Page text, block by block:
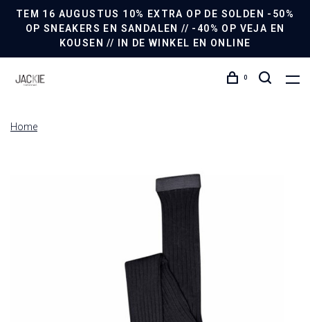
TEM 16 AUGUSTUS 10% EXTRA OP DE SOLDEN -50%
OP SNEAKERS EN SANDALEN // -40% OP VEJA EN
KOUSEN // IN DE WINKEL EN ONLINE
0
Home